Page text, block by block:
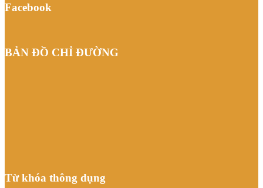
Facebook
BẢN ĐỒ CHỈ ĐƯỜNG
Từ khóa thông dụng